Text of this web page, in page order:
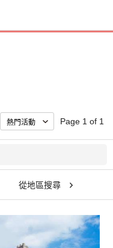
Page 1 of 1
從地區搜尋